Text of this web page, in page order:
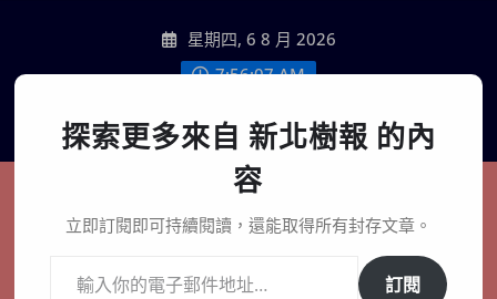
content
星期四, 6 8 月 2026
7:56:09 AM
聯絡我們
新北樹報
在地、記憶、連結、創生
探索更多來自 新北樹報 的內
容
立即訂閱即可持續閱讀，還能取得所有封存文章。
訂閱